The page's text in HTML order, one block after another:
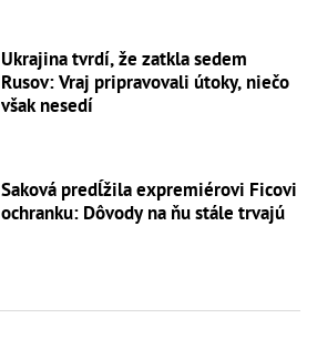
Ukrajina tvrdí, že zatkla sedem
Rusov: Vraj pripravovali útoky, niečo
však nesedí
Saková predĺžila expremiérovi Ficovi
ochranku: Dôvody na ňu stále trvajú